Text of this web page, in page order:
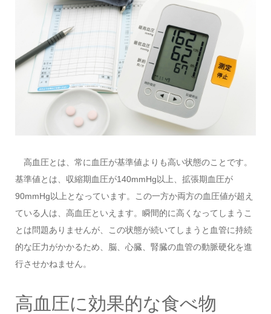
高血圧とは、常に血圧が基準値よりも高い状態のことです。
基準値とは、収縮期血圧が140mmHg以上、拡張期血圧が
90mmHg以上となっています。この一方か両方の血圧値が超え
ている人は、高血圧といえます。瞬間的に高くなってしまうこ
とは問題ありませんが、この状態が続いてしまうと血管に持続
的な圧力がかかるため、脳、心臓、腎臓の血管の動脈硬化を進
行させかねません。
高血圧に効果的な食べ物